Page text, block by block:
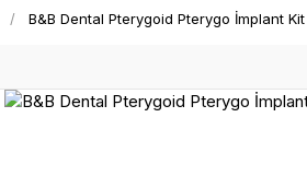
B&B Dental Pterygoid Pterygo İmplant Kit